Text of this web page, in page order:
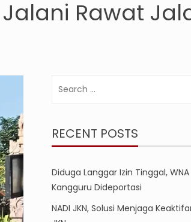
Rawat
RECENT POSTS
Diduga Langgar Izin Tinggal,
Kangguru Dideportasi
NADI JKN, Solusi Menjaga